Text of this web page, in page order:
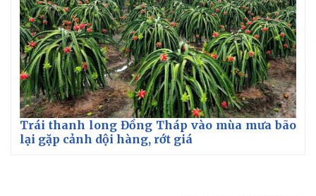
Trái thanh long Đồng Tháp vào mùa mưa bão
lại gặp cảnh dội hàng, rớt giá